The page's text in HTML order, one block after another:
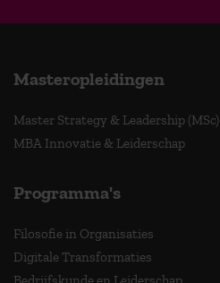
Masteropleidingen
Master Strategy & Leadership (MSc)
MBA Innovatie & Leiderschap
Programma's
Filosofie in Organisaties
Digitale Transformaties